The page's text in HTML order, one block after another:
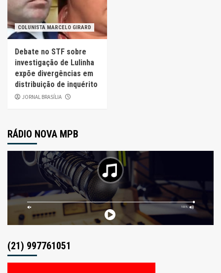
COLUNISTA MARCELO GIRARD
Debate no STF sobre
investigação de Lulinha
expõe divergências em
distribuição de inquérito
JORNAL BRASÍLIA
RÁDIO NOVA MPB
(21) 997761051